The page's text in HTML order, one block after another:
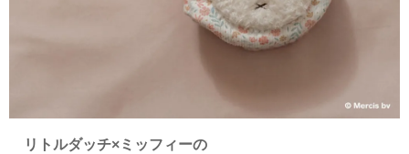
リトルダッチ×ミッフィーの